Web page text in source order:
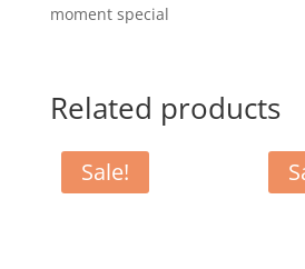
moment special
Related products
Sale!